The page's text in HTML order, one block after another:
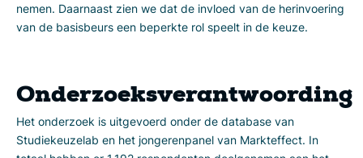
nemen. Daarnaast zien we dat de invloed van de herinvoering
van de basisbeurs een beperkte rol speelt in de keuze.
Onderzoeksverantwoording
Het onderzoek is uitgevoerd onder de database van
Studiekeuzelab en het jongerenpanel van Markteffect. In